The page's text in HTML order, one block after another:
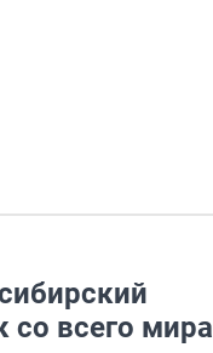
со всего мира